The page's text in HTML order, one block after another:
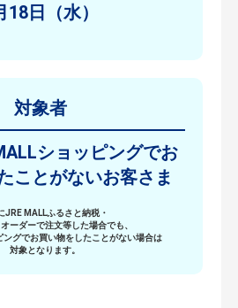
18日（水）
対象者
ショッピングでお
ことがないお客さま
JRE MALLふるさと納税・
ーダーで注文等した場合でも、
ングでお買い物をしたことがない場合は
対象となります。